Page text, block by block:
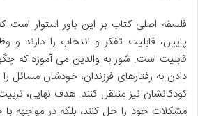
فلسفه اصلی کتاب بر این باور استوار
پایین، قابلیت تفکر و انتخاب را دارند و
قابلیت است. شور به والدین می آموزد که
دادن به رفتارهای فرزندان، خودشان مسائل
کودکانشان نیز منتقل کنند. هدف نهایی،
مشکلات خود را حل کنند، بلکه در مواجهه